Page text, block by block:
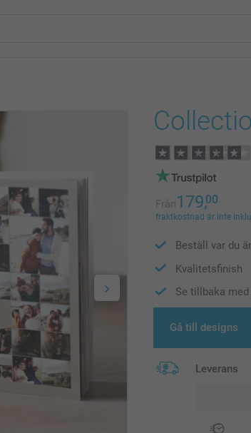
Från179,00
fraktkostnad är inte
Beställ var du
Kvalitetsfinish
Se tillbaka
Gå till designs
Leverans